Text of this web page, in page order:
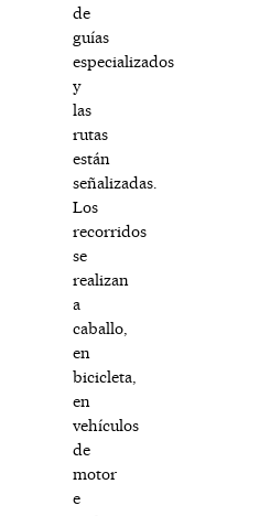
de
guías
especializados
y
las
rutas
están
señalizadas.
Los
recorridos
se
realizan
a
caballo,
en
bicicleta,
en
vehículos
de
motor
e